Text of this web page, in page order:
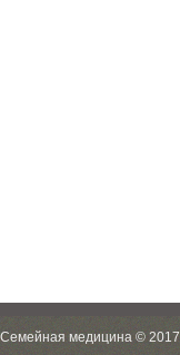
Семейная медицина © 2017